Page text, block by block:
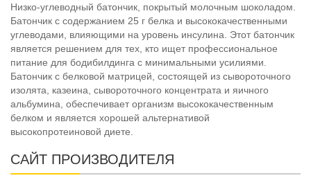
Низко-углеводный батончик, покрытый молочным шоколадом.
Батончик с содержанием 25 г белка и высококачественными
углеводами, влияющими на уровень инсулина. Этот батончик
является решением для тех, кто ищет профессиональное
питание для бодибилдинга с минимальными усилиями.
Батончик с белковой матрицей, состоящей из сывороточного
изолята, казеина, сывороточного концентрата и яичного
альбумина, обеспечивает организм высококачественным
белком и является хорошей альтернативой
высокопротеиновой диете.
САЙТ ПРОИЗВОДИТЕЛЯ